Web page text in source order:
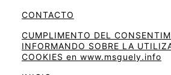
CONTACTO
CUMPLIMENTO DEL
INFORMANDO SOBRE LA
COOKIES en www.msguely.info